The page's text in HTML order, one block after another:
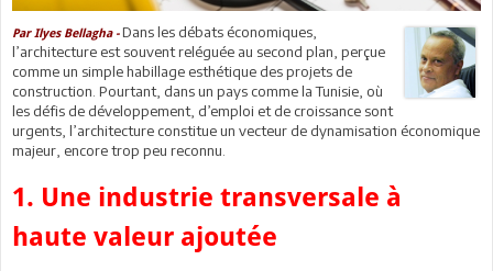
Par Ilyes Bellagha - Dans les débats économiques,
l’architecture est souvent reléguée au second plan, perçue
comme un simple habillage esthétique des projets de
construction. Pourtant, dans un pays comme la Tunisie, où
les défis de développement, d’emploi et de croissance sont
urgents, l’architecture constitue un vecteur de dynamisation économique
majeur, encore trop peu reconnu.
1. Une industrie transversale à
haute valeur ajoutée